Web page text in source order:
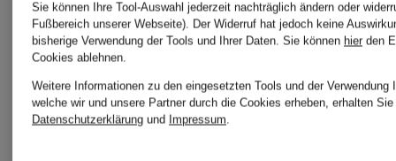
Dr.
Martens
& Boots
PETER
Sie können Ihre Tool-Auswahl jederzeit nachträglich ändern oder
Fußbereich unserer Webseite). Der Widerruf hat jedoch keine
bisherige Verwendung der Tools und Ihrer Daten. Sie können hier den
Cookies ablehnen.
Weitere Informationen zu den eingesetzten Tools und der Verwendung
welche wir und unsere Partner durch die Cookies erheben, erhalten
Datenschutzerklärung und Impressum.